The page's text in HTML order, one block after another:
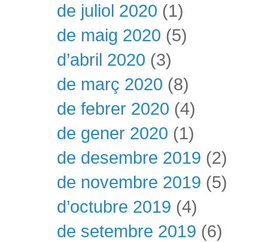
de juliol 2020 (1)
de maig 2020 (5)
d’abril 2020 (3)
de març 2020 (8)
de febrer 2020 (4)
de gener 2020 (1)
de desembre 2019 (2)
de novembre 2019 (5)
d’octubre 2019 (4)
de setembre 2019 (6)